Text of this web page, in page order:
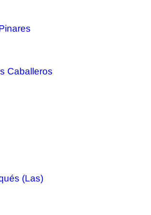
Caballeros
(Las)